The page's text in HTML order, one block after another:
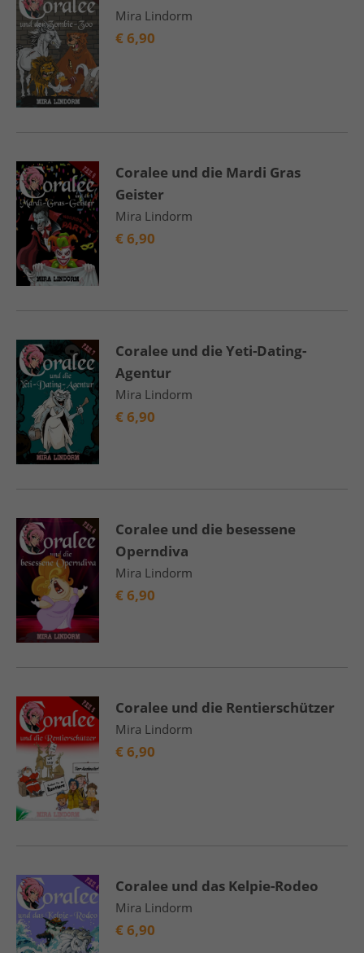
Mira Lindorm
€ 6,90
Coralee und die Mardi Gras
Geister
Mira Lindorm
€ 6,90
Coralee und die Yeti-Dating-
Agentur
Mira Lindorm
€ 6,90
Coralee und die besessene
Operndiva
Mira Lindorm
€ 6,90
Coralee und die Rentierschützer
Mira Lindorm
€ 6,90
Coralee und das Kelpie-Rodeo
Mira Lindorm
€ 6,90